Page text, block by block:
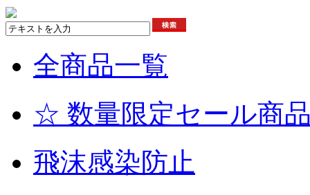
全商品一覧
☆ 数量限定セール商
飛沫感染防止